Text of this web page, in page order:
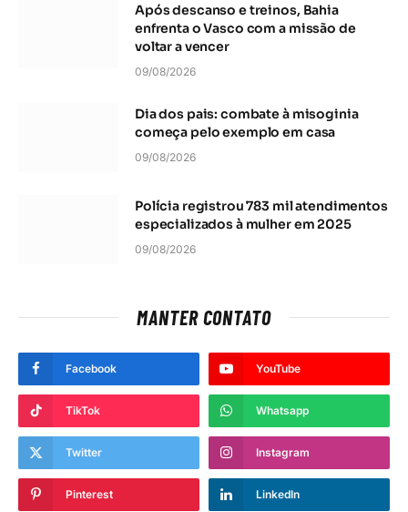
Após descanso e treinos, Bahia
enfrenta o Vasco com a missão de
voltar a vencer
09/08/2026
Dia dos pais: combate à misoginia
começa pelo exemplo em casa
09/08/2026
Polícia registrou 783 mil atendimentos
especializados à mulher em 2025
09/08/2026
MANTER CONTATO
Facebook YouTube
TikTok Whatsapp
Twitter Instagram
Pinterest LinkedIn